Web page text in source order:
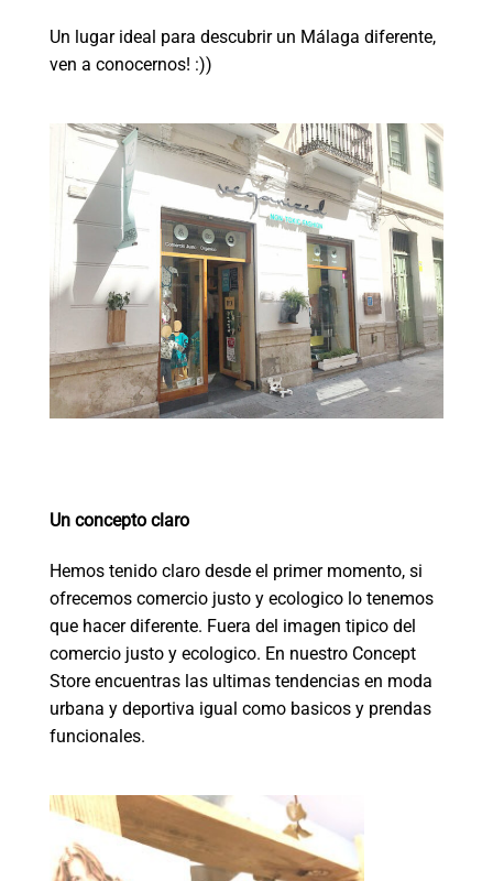
Un lugar ideal para descubrir un Málaga diferente,
ven a conocernos! :))
Un concepto claro
Hemos tenido claro desde el primer momento, si
ofrecemos comercio justo y ecologico lo tenemos
que hacer diferente. Fuera del imagen tipico del
comercio justo y ecologico. En nuestro Concept
Store encuentras las ultimas tendencias en moda
urbana y deportiva igual como basicos y prendas
funcionales.